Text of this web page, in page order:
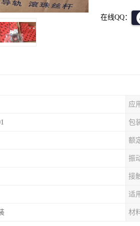
在线QQ：
应
包
额
振
接
适
材